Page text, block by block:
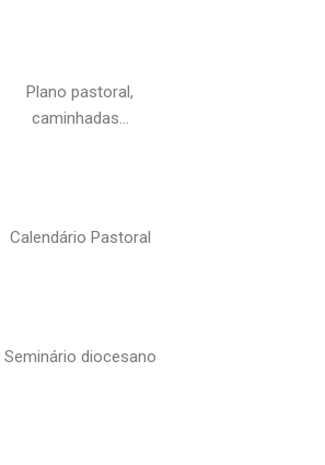
Plano pastoral,
caminhadas…
Calendário Pastoral
Seminário diocesano